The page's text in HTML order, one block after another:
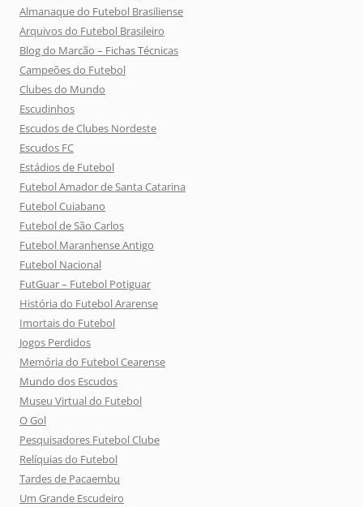
Almanaque do Futebol Brasiliense
Arquivos do Futebol Brasileiro
Blog do Marcão – Fichas Técnicas
Campeões do Futebol
Clubes do Mundo
Escudinhos
Escudos de Clubes Nordeste
Escudos FC
Estádios de Futebol
Futebol Amador de Santa Catarina
Futebol Cuiabano
Futebol de São Carlos
Futebol Maranhense Antigo
Futebol Nacional
FutGuar – Futebol Potiguar
História do Futebol Ararense
Imortais do Futebol
Jogos Perdidos
Memória do Futebol Cearense
Mundo dos Escudos
Museu Virtual do Futebol
O Gol
Pesquisadores Futebol Clube
Relíquias do Futebol
Tardes de Pacaembu
Um Grande Escudeiro